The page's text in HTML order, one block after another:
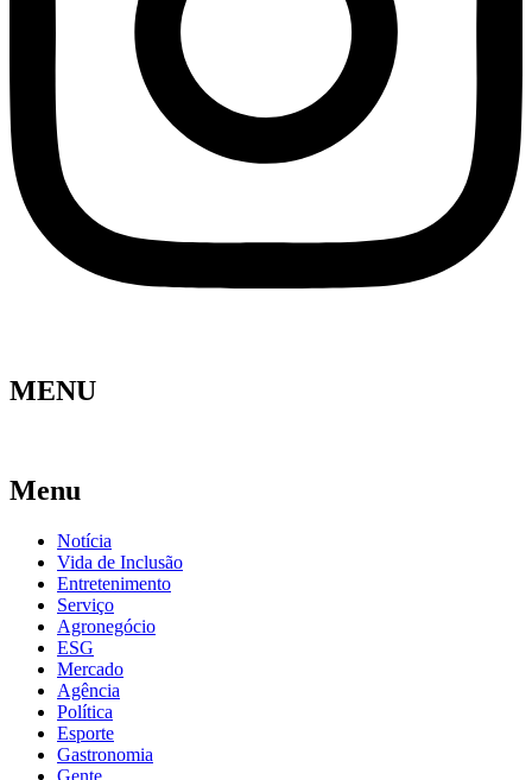
MENU
Menu
Notícia
Vida de Inclusão
Entretenimento
Serviço
Agronegócio
ESG
Mercado
Agência
Política
Esporte
Gastronomia